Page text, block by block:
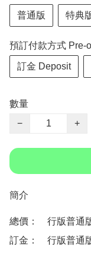
普通版 特典
預訂付款方式 Pre-
訂金 Deposit
數量
−
+
簡介
總價：　行版普通
訂金：　行版普通